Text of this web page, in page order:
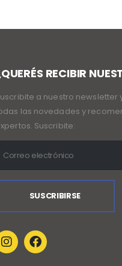
RECIBIR
a nuestro
las novedades y
Suscribite: